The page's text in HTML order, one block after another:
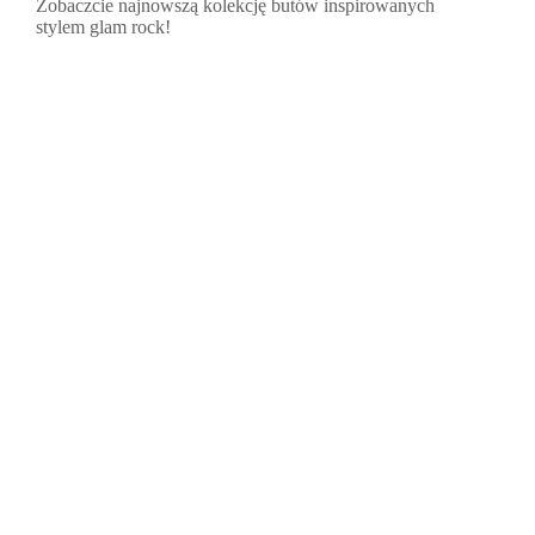
Zobaczcie najnowszą kolekcję butów inspirowanych
stylem glam rock!